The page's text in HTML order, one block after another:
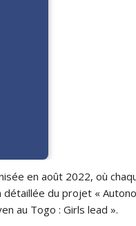
en août 2022, où
détaillée du projet «
au Togo : Girls lead ».